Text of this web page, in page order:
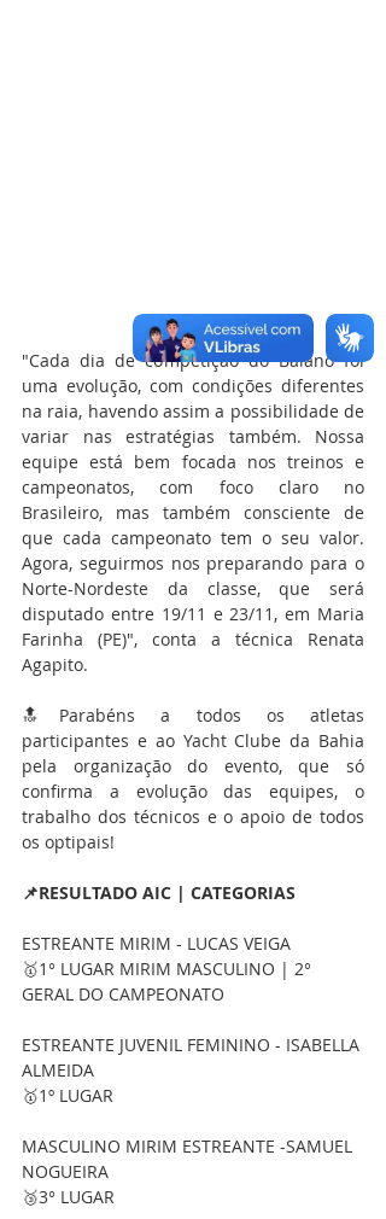
"Cada dia de competição do Baiano foi
uma evolução, com condições diferentes
na raia, havendo assim a possibilidade de
variar nas estratégias também. Nossa
equipe está bem focada nos treinos e
campeonatos, com foco claro no
Brasileiro, mas também consciente de
que cada campeonato tem o seu valor.
Agora, seguirmos nos preparando para o
Norte-Nordeste da classe, que será
disputado entre 19/11 e 23/11, em Maria
Farinha (PE)", conta a técnica Renata
Agapito.
🔝Parabéns a todos os atletas
participantes e ao Yacht Clube da Bahia
pela organização do evento, que só
confirma a evolução das equipes, o
trabalho dos técnicos e o apoio de todos
os optipais!
📌RESULTADO AIC | CATEGORIAS
ESTREANTE MIRIM - LUCAS VEIGA
🥇1° LUGAR MIRIM MASCULINO | 2°
GERAL DO CAMPEONATO
ESTREANTE JUVENIL FEMININO - ISABELLA
ALMEIDA
🥇1º LUGAR
MASCULINO MIRIM ESTREANTE -SAMUEL
NOGUEIRA
🥉3° LUGAR